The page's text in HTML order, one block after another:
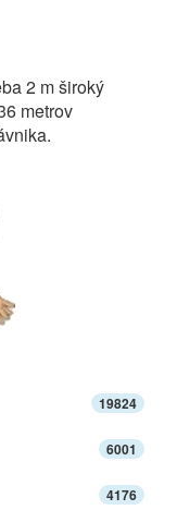
2 m široký
metrov
19824
6001
4176